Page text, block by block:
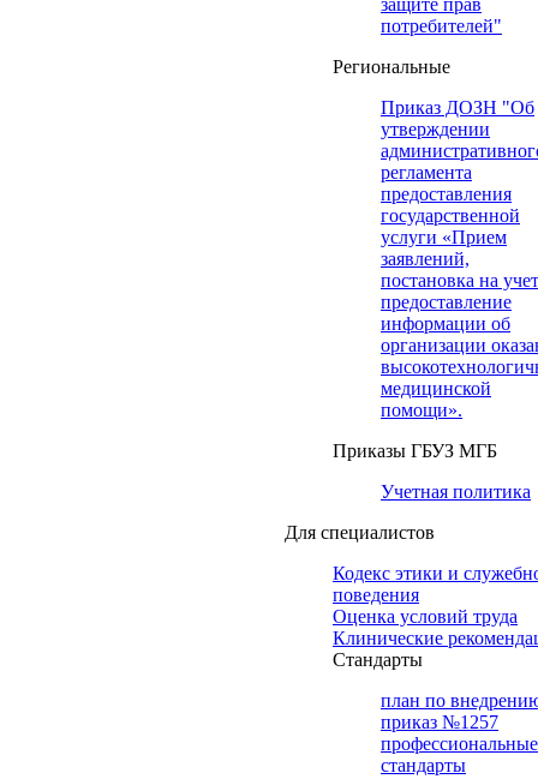
защите прав
потребителей"
Региональные
Приказ ДОЗН "Об
утверждении
регламента
предоставления
государственной
услуги «Прием
заявлений,
постановка на
предоставление
информации об
организации
медицинской
помощи».
Приказы ГБУЗ МГБ
Учетная политика
Для специалистов
Кодекс этики и
поведения
Оценка условий труда
Клинические
Cтандарты
план по
приказ №1257
профессиональные
стандарты